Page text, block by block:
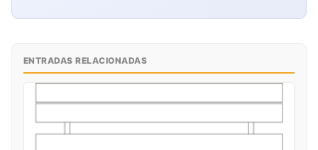
ENTRADAS RELACIONADAS